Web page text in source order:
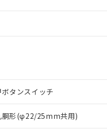
ボタンスイッチ
胴形(φ22/25mm共用)